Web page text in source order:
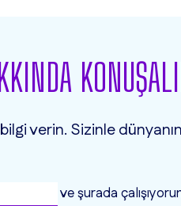
verin. Sizinle
ve şurada